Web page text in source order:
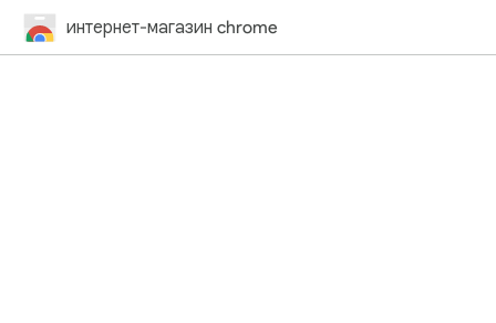
интернет-магазин chrome